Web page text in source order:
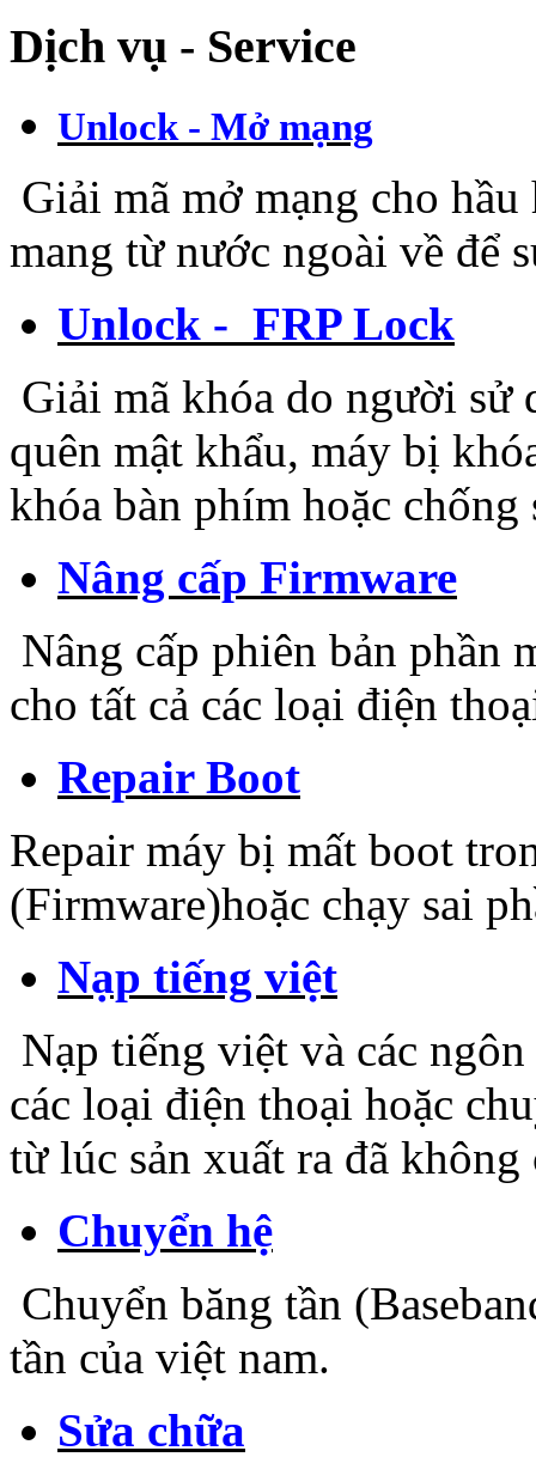
Dịch vụ - Service
Unlock - Mở mạng
Giải mã mở mạng cho
mang từ nước ngoài về để
Unlock - FRP Lock
Giải mã khóa do người sử
quên mật khẩu, máy bị
khóa bàn phím hoặc chống
Nâng cấp Firmware
Nâng cấp phiên bản phần
cho tất cả các loại điện
Repair Boot
Repair máy bị mất boot
(Firmware)hoặc chạy sai
Nạp tiếng việt
Nạp tiếng việt và các
các loại điện thoại hoặc
từ lúc sản xuất ra đã không
Chuyển hệ
Chuyển băng tần
tần của việt nam.
Sửa chữa